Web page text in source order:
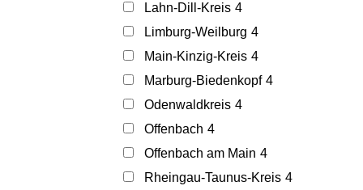
Lahn-Dill-Kreis 4
Limburg-Weilburg 4
Main-Kinzig-Kreis 4
Marburg-Biedenkopf 4
Odenwaldkreis 4
Offenbach 4
Offenbach am Main 4
Rheingau-Taunus-Kreis 4